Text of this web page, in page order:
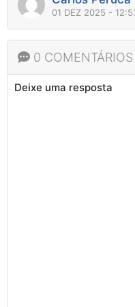
01 DEZ 2025 -
0 COMENTÁRIOS
Deixe uma resposta